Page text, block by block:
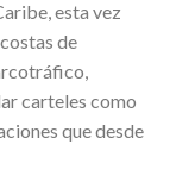
esta vez
de
carteles como
que desde